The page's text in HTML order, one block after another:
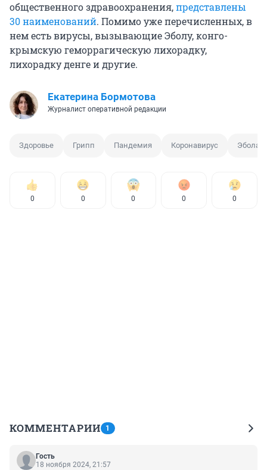
общественного здравоохранения,представлены
30 наименований. Помимо уже перечисленных, в
нем есть вирусы, вызывающие Эболу, конго-
крымскую геморрагическую лихорадку,
лихорадку денге и другие.
Екатерина Бормотова
Журналист оперативной редакции
Здоровье Грипп Пандемия Коронавирус Эбола
0 0 0 0 0
КОММЕНТАРИИ 1
Гость
18 ноября 2024, 21:57